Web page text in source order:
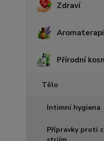
Zdraví
Přírodní
Tělo
Intimní hygiena
Přípravky proti